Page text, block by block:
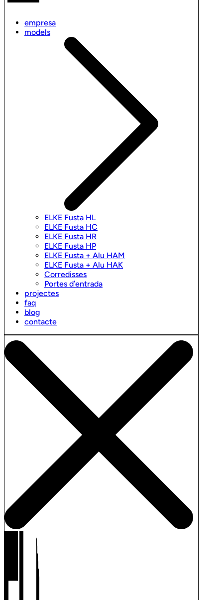
empresa
models
ELKE Fusta HL
ELKE Fusta HC
ELKE Fusta HR
ELKE Fusta HP
ELKE Fusta + Alu HAM
ELKE Fusta + Alu HAK
Corredisses
Portes d’entrada
projectes
faq
blog
contacte